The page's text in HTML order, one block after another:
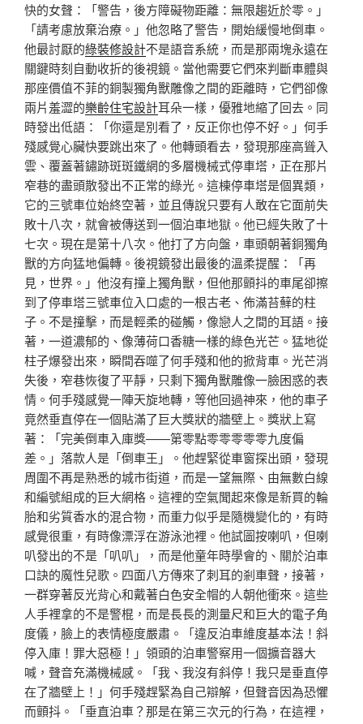
快的女聲：「警告，後方障礙物距離：無限趨近於零。」
「請考慮放棄治療。」他忽略了警告，開始緩慢地倒車。
他最討厭的綠裝修設計不是語音系統，而是那兩塊永遠在
關鍵時刻自動收折的後視鏡。當他需要它們來判斷車體與
那座價值不菲的銅製獨角獸雕像之間的距離時，它們卻像
兩片羞澀的樂齡住宅設計耳朵一樣，優雅地縮了回去。同
時發出低語：「你還是別看了，反正你也停不好。」何手
殘感覺心臟快要跳出來了。他轉頭看去，發現那座高聳入
雲、覆蓋著鏽跡斑斑鐵網的多層機械式停車塔，正在那片
窄巷的盡頭散發出不正常的綠光。這棟停車塔是個異類，
它的三號車位始終空著，並且傳說只要有人敢在它面前失
敗十八次，就會被傳送到一個泊車地獄。他已經失敗了十
七次。現在是第十八次。他打了方向盤，車頭朝著銅獨角
獸的方向猛地偏轉。後視鏡發出最後的溫柔提醒：「再
見，世界。」他沒有撞上獨角獸，但他那顫抖的車尾卻擦
到了停車塔三號車位入口處的一根古老、佈滿苔蘚的柱
子。不是撞擊，而是輕柔的碰觸，像戀人之間的耳語。接
著，一道濃郁的、像薄荷口香糖一樣的綠色光芒。猛地從
柱子爆發出來，瞬間吞噬了何手殘和他的掀背車。光芒消
失後，窄巷恢復了平靜，只剩下獨角獸雕像一臉困惑的表
情。何手殘感覺一陣天旋地轉，等他回過神來，他的車子
竟然垂直停在一個貼滿了巨大獎狀的牆壁上。獎狀上寫
著：「完美倒車入庫獎——第零點零零零零零九度偏
差。」落款人是「倒車王」。他趕緊從車窗探出頭，發現
周圍不再是熟悉的城市街道，而是一望無際、由無數白線
和編號組成的巨大網格。這裡的空氣聞起來像是新買的輪
胎和劣質香水的混合物，而重力似乎是隨機變化的，有時
感覺很重，有時像漂浮在游泳池裡。他試圖按喇叭，但喇
叭發出的不是「叭叭」，而是他童年時學會的、關於泊車
口訣的魔性兒歌。四面八方傳來了刺耳的剎車聲，接著，
一群穿著反光背心和戴著白色安全帽的人朝他衝來。這些
人手裡拿的不是警棍，而是長長的測量尺和巨大的電子角
度儀，臉上的表情極度嚴肅。「違反泊車維度基本法！斜
停入庫！罪大惡極！」領頭的泊車警察用一個擴音器大
喊，聲音充滿機械感。「我、我沒有斜停！我只是垂直停
在了牆壁上！」何手殘趕緊為自己辯解，但聲音因為恐懼
而顫抖。「垂直泊車？那是在第三次元的行為，在這裡，